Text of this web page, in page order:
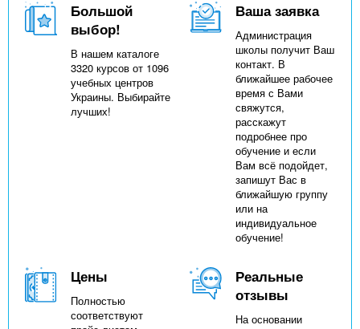
Большой
выбор!
В нашем каталоге
3320 курсов от 1096
учебных центров
Украины. Выбирайте
лучших!
Ваша заявка
Администрация
школы получит Ваш
контакт. В
ближайшее рабочее
время с Вами
свяжутся,
расскажут
подробнее про
обучение и если
Вам всё подойдет,
запишут Вас в
ближайшую группу
или на
индивидуальное
обучение!
Цены
Полностью
соответствуют
Реальные
отзывы
На основании